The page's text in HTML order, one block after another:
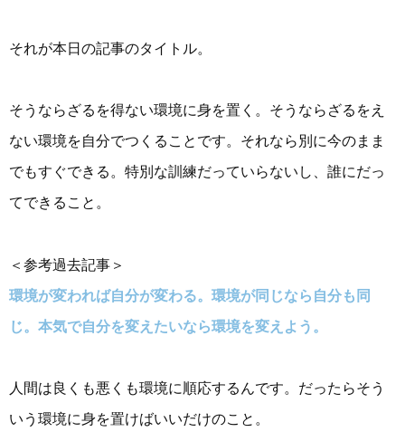
それが本日の記事のタイトル。
そうならざるを得ない環境に身を置く。そうならざるをえ
ない環境を自分でつくることです。それなら別に今のまま
でもすぐできる。特別な訓練だっていらないし、誰にだっ
てできること。
＜参考過去記事＞
環境が変われば自分が変わる。環境が同じなら自分も同
じ。本気で自分を変えたいなら環境を変えよう。
人間は良くも悪くも環境に順応するんです。だったらそう
いう環境に身を置けばいいだけのこと。